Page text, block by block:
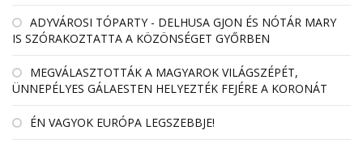
ADYVÁROSI TÓPARTY - DELHUSA GJON ÉS NÓTÁR MARY
IS SZÓRAKOZTATTA A KÖZÖNSÉGET GYŐRBEN
MEGVÁLASZTOTTÁK A MAGYAROK VILÁGSZÉPÉT,
ÜNNEPÉLYES GÁLAESTEN HELYEZTÉK FEJÉRE A KORONÁT
ÉN VAGYOK EURÓPA LEGSZEBBJE!